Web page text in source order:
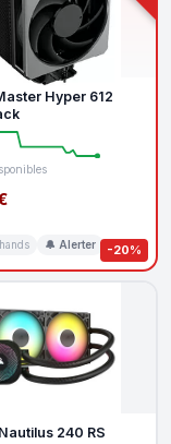
-20%
Hyper 612
🔔 Alerter
240 RS